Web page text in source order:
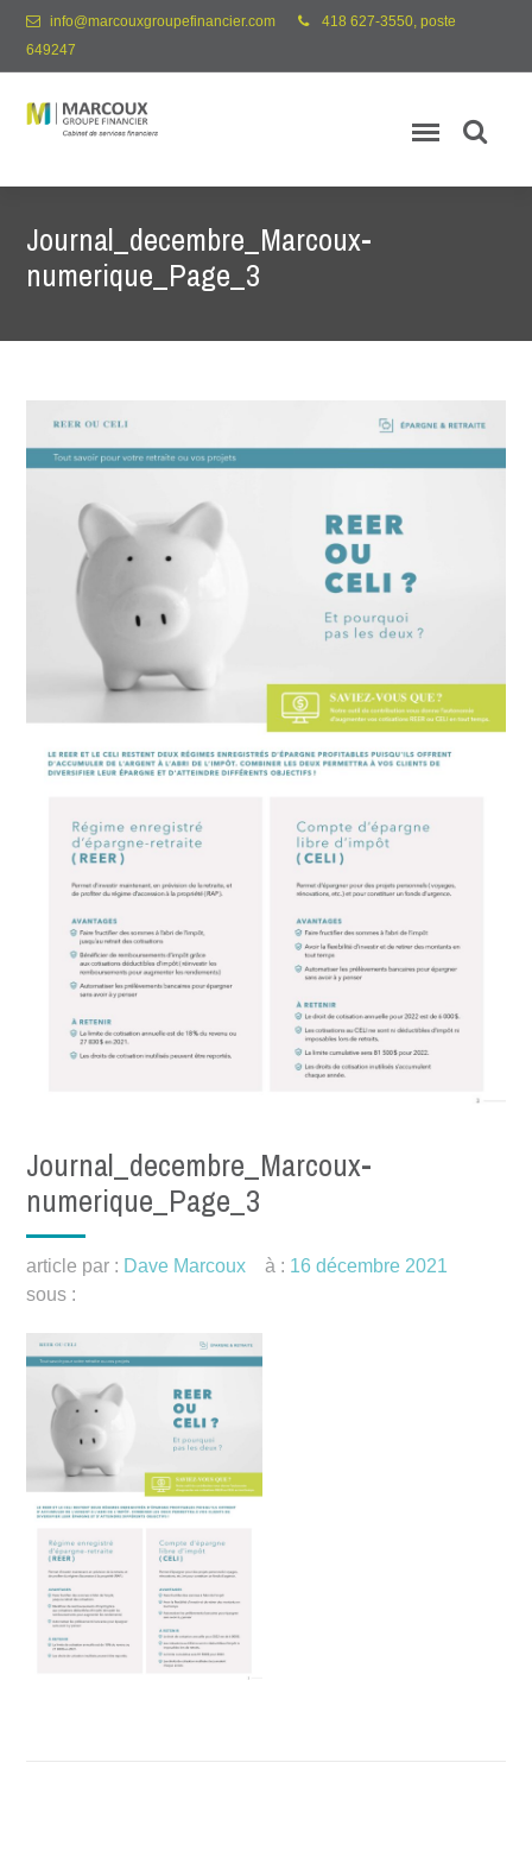
info@marcouxgroupefinancier.com
418 627-3550, poste
649247
Journal_decembre_Marcoux-
numerique_Page_3
Journal_decembre_Marcoux-
numerique_Page_3
article par : Dave Marcoux à : 16 décembre 2021
sous :